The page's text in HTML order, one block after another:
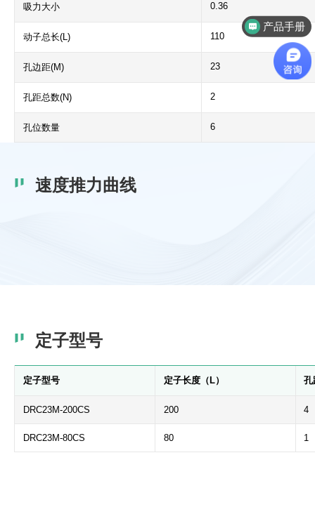
吸力大小 0.36
动子总长(L) 110
孔边距(M) 23
孔距总数(N) 2
孔位数量 6
速度推力曲线
定子型号
定子型号 定子长度（L） 孔
DRC23M-200CS 200 4
DRC23M-80CS 80 1
产品手册